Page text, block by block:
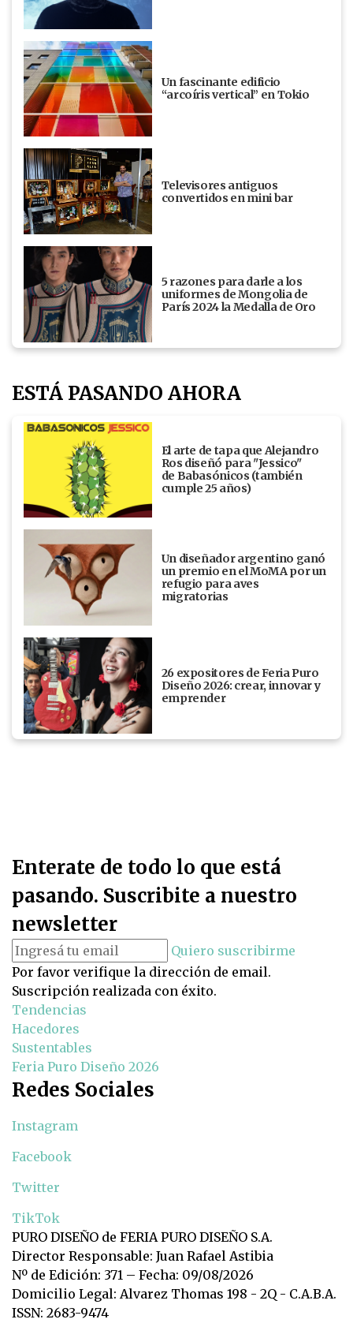
Un fascinante edificio
“arcoíris vertical” en Tokio
Televisores antiguos
convertidos en mini bar
5 razones para darle a los
uniformes de Mongolia de
París 2024 la Medalla de Oro
ESTÁ PASANDO AHORA
El arte de tapa que Alejandro
Ros diseñó para "Jessico"
de Babasónicos (también
cumple 25 años)
Un diseñador argentino ganó
un premio en el MoMA por un
refugio para aves
migratorias
26 expositores de Feria Puro
Diseño 2026: crear, innovar y
emprender
Enterate de todo lo que está
pasando. Suscribite a nuestro
newsletter
Quiero suscribirme
Por favor verifique la dirección de email.
Suscripción realizada con éxito.
Tendencias
Hacedores
Sustentables
Feria Puro Diseño 2026
Redes Sociales
Instagram
Facebook
Twitter
TikTok
PURO DISEÑO de FERIA PURO DISEÑO S.A.
Director Responsable: Juan Rafael Astibia
Nº de Edición: 371 – Fecha: 09/08/2026
Domicilio Legal: Alvarez Thomas 198 - 2Q - C.A.B.A.
ISSN: 2683-9474